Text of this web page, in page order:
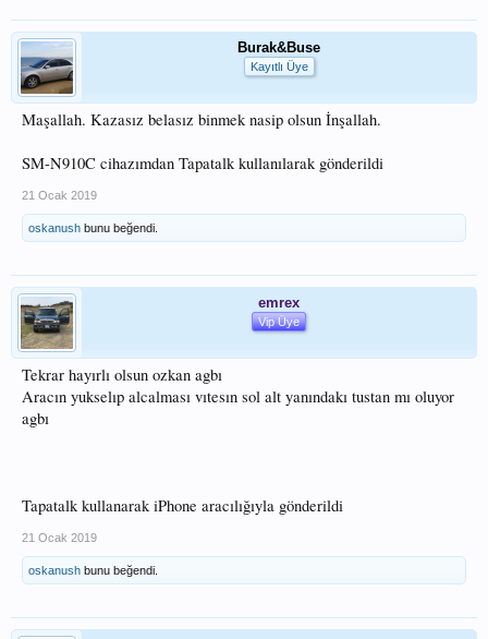
Burak&Buse
Kayıtlı Üye
Maşallah. Kazasız belasız binmek nasip olsun İnşallah.
SM-N910C cihazımdan Tapatalk kullanılarak gönderildi
21 Ocak 2019
oskanush bunu beğendi.
emrex
Vip Üye
Tekrar hayırlı olsun ozkan agbı
Aracın yukselıp alcalması vıtesın sol alt yanındakı tustan mı oluyor
agbı
Tapatalk kullanarak iPhone aracılığıyla gönderildi
21 Ocak 2019
oskanush bunu beğendi.